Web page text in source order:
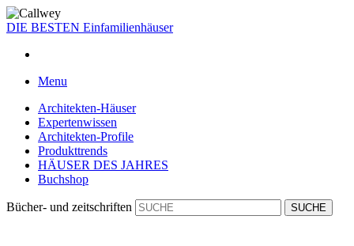
DIE BESTEN Einfamilienhäuser
Menu
Architekten-Häuser
Expertenwissen
Architekten-Profile
Produkttrends
HÄUSER DES JAHRES
Buchshop
Bücher- und zeitschriften